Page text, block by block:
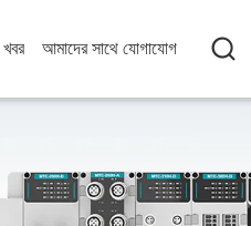
খবর আমাদের সাথে যোগাযোগ